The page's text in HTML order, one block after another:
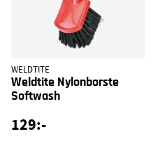
WELDTITE
Weldtite Nylonborste
Softwash
129:-